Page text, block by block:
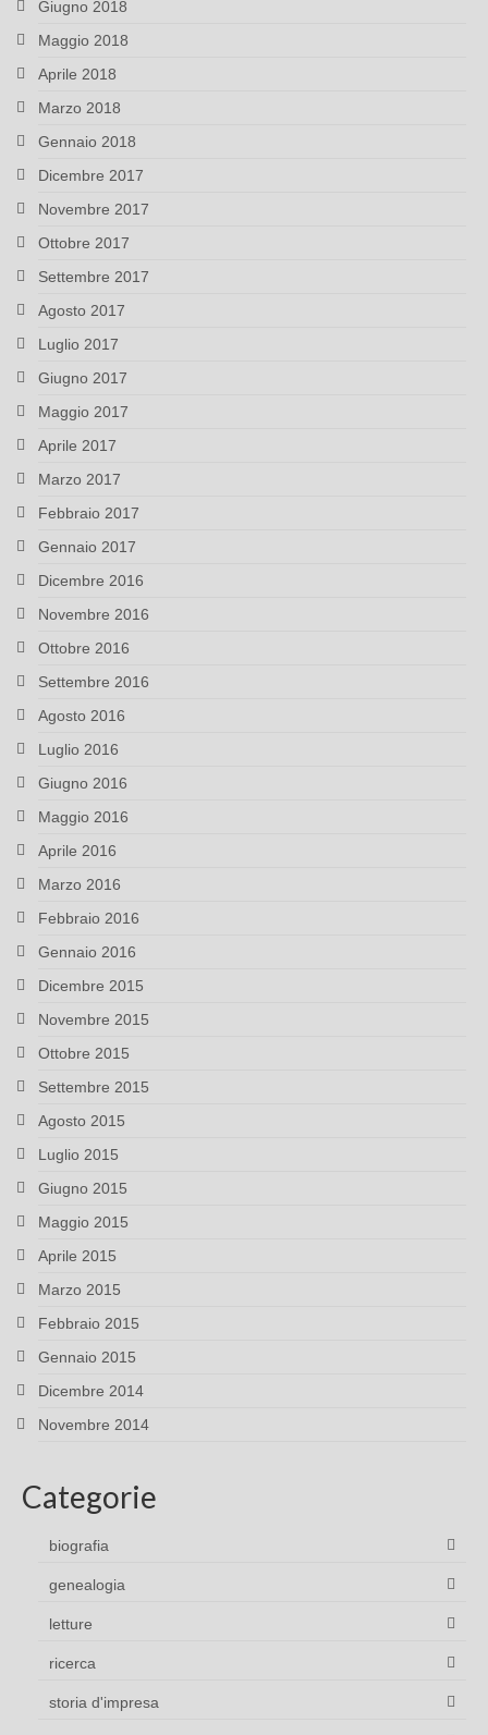
Giugno 2018
Maggio 2018
Aprile 2018
Marzo 2018
Gennaio 2018
Dicembre 2017
Novembre 2017
Ottobre 2017
Settembre 2017
Agosto 2017
Luglio 2017
Giugno 2017
Maggio 2017
Aprile 2017
Marzo 2017
Febbraio 2017
Gennaio 2017
Dicembre 2016
Novembre 2016
Ottobre 2016
Settembre 2016
Agosto 2016
Luglio 2016
Giugno 2016
Maggio 2016
Aprile 2016
Marzo 2016
Febbraio 2016
Gennaio 2016
Dicembre 2015
Novembre 2015
Ottobre 2015
Settembre 2015
Agosto 2015
Luglio 2015
Giugno 2015
Maggio 2015
Aprile 2015
Marzo 2015
Febbraio 2015
Gennaio 2015
Dicembre 2014
Novembre 2014
Categorie
biografia
genealogia
letture
ricerca
storia d'impresa